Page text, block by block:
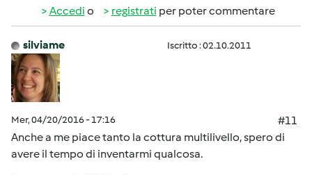
Accedi o registrati per poter commentare
silviame Iscritto : 02.10.2011
Mer, 04/20/2016 - 17:16
#11
Anche a me piace tanto la cottura multilivello, spero di
avere il tempo di inventarmi qualcosa.